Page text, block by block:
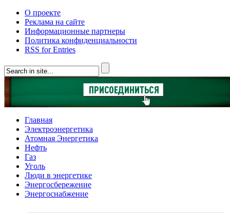
О проекте
Реклама на сайте
Информационные партнеры
Политика конфиденциальности
RSS for Entries
Главная
Электроэнергетика
Атомная Энергетика
Нефть
Газ
Уголь
Люди в энергетике
Энергосбережение
Энергоснабжение